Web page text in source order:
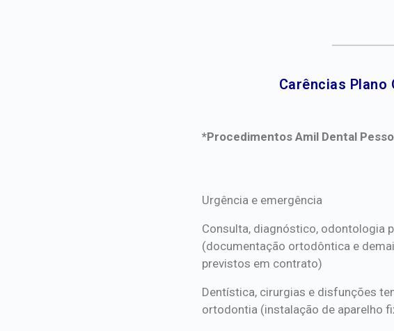
Carências
*Procedimentos Amil Dental
*Procedimentos Amil Dental
Urgência e emergência
Consulta, diagnóstico, odontologia
(documentação ortodôntica e
previstos em contrato)
Dentística, cirurgias e disfunções
ortodontia (instalação de aparelho